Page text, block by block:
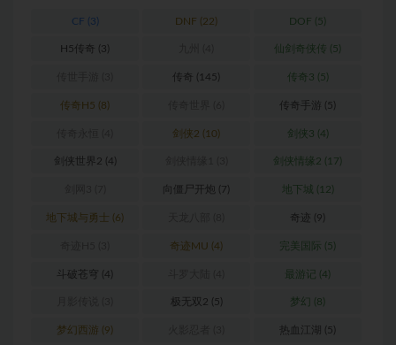
CF (3) DNF (22) DOF (5)
H5传奇 (3) 仙剑奇侠传 (5)
传奇 (145) 传奇3 (5)
传奇H5 (8) 传奇手游 (5)
剑侠2 (10) 剑侠3 (4)
剑侠世界2 (4) 剑侠情缘2 (17)
向僵尸开炮 (7) 地下城 (12)
地下城与勇士 (6) 奇迹 (9)
奇迹MU (4) 完美国际 (5)
斗破苍穹 (4) 最游记 (4)
极无双2 (5) 梦幻 (8)
梦幻西游 (9) 热血江湖 (5)